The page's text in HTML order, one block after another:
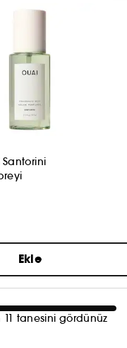
Ekle
11 tanesini gördünüz